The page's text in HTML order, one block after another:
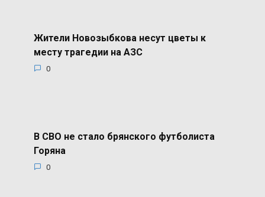
Жители Новозыбкова несут цветы к
месту трагедии на АЗС
0
В СВО не стало брянского футболиста
Горяна
0